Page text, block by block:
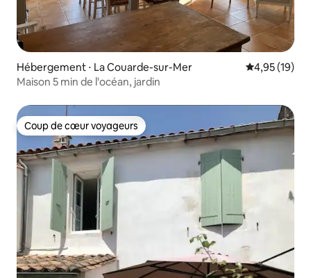
Hébergement ⋅ La Couarde-sur-Mer Évaluation
4,95 (19)
Maison 5 min de l'océan, jardin
Coup de cœur voyageurs
Coup de cœur voyageurs